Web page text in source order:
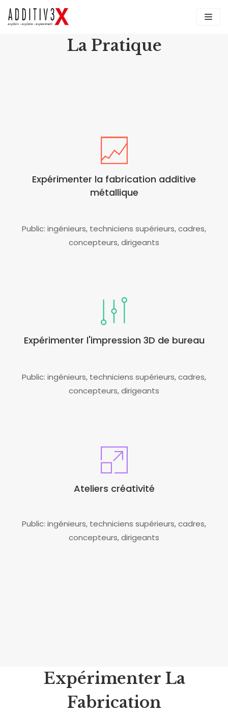
Aller
au
La Pratique
Expérimenter la fabrication additive
métallique
Public: ingénieurs, techniciens supérieurs, cadres,
concepteurs, dirigeants
Expérimenter l'impression 3D de bureau
Public: ingénieurs, techniciens supérieurs, cadres,
concepteurs, dirigeants
Ateliers créativité
Public: ingénieurs, techniciens supérieurs, cadres,
concepteurs, dirigeants
Expérimenter La
Fabrication